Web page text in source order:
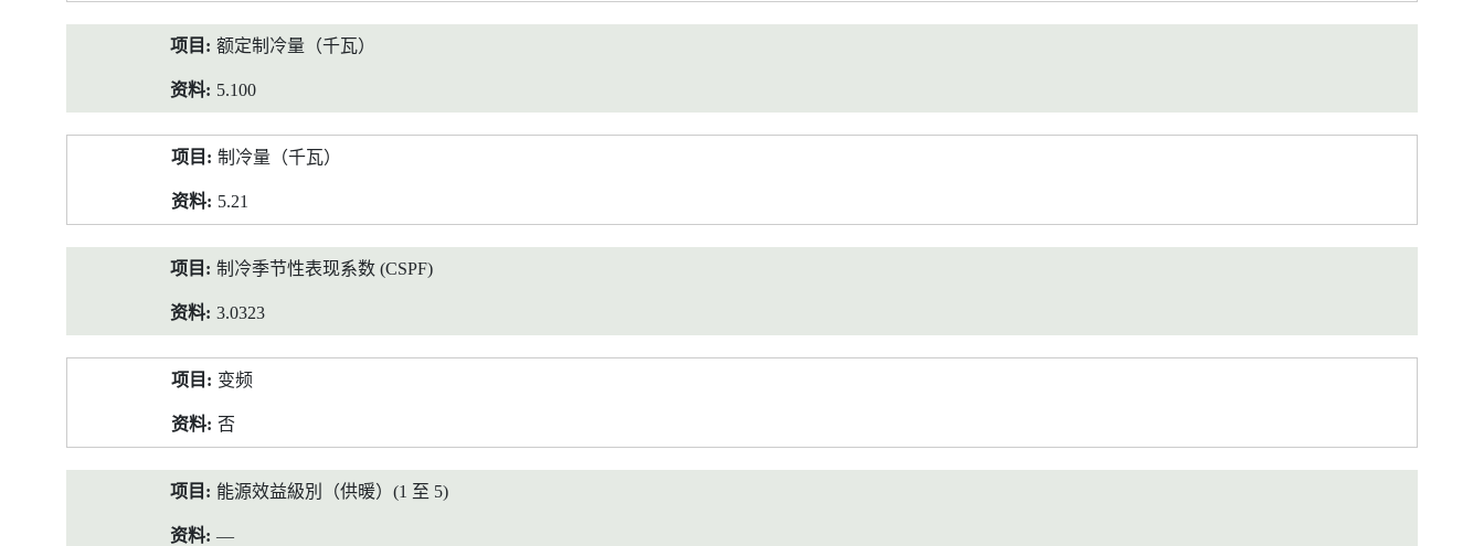
额定制冷量（千瓦）
5.100
制冷量（千瓦）
5.21
制冷季节性表现系数 (CSPF)
3.0323
变频
否
能源效益級別（供暖）(1 至 5)
—